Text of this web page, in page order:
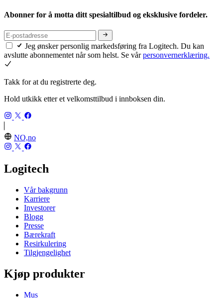
Abonner for å motta ditt spesialtilbud og eksklusive fordeler.
Jeg ønsker personlig markedsføring fra Logitech. Du kan
avslutte abonnementet når som helst. Se vårpersonvernerklæring.
Takk for at du registrerte deg.
Hold utkikk etter et velkomsttilbud i innboksen din.
NO,no
Logitech
Vår bakgrunn
Karriere
Investorer
Blogg
Presse
Bærekraft
Resirkulering
Tilgjengelighet
Kjøp produkter
Mus